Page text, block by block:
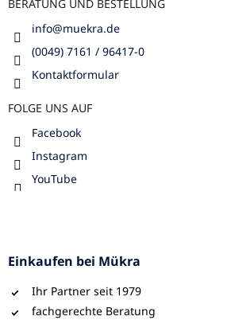
BERATUNG UND BESTELLUNG
info@muekra.de
(0049) 7161 / 96417-0
Kontaktformular
FOLGE UNS AUF
Facebook
Instagram
YouTube
Einkaufen bei Mükra
Ihr Partner seit 1979
fachgerechte Beratung